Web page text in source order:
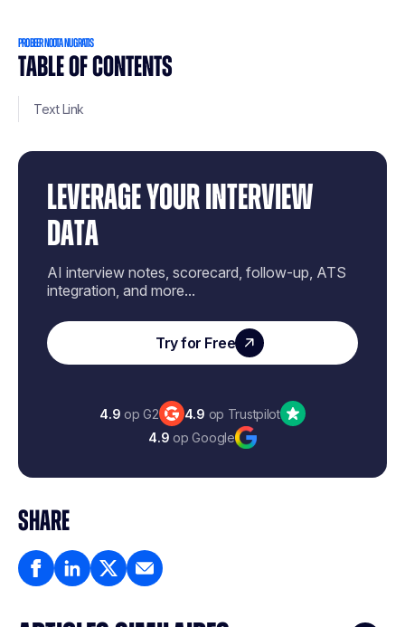
TABLE OF CONTENTS
Text Link
LEVERAGE YOUR INTERVIEW
DATA
AI interview notes, scorecard, follow-up, ATS
integration, and more...
Try for Free
4.9 op G2 4.9 op Trustpilot
4.9 op Google
SHARE
PROBEER NOOTA NU GRATIS